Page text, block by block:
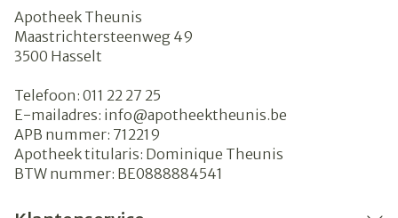
Apotheek Theunis
Maastrichtersteenweg 49
3500 Hasselt
Telefoon: 011 22 27 25
E-mailadres: info@apotheektheunis.be
APB nummer: 712219
Apotheek titularis: Dominique Theunis
BTW nummer: BE0888884541